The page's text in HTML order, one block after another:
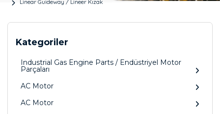
Kategoriler
Industrial Gas Engine Parts / Endüstriyel Motor
Parçaları
AC Motor
AC Motor